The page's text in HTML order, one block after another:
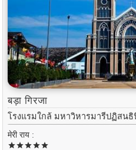
बड़ा गिरजा
โรงแรมใกล้ มหาวิหารมารีปฏิสนธิ
मेरी राय :
starstarstarstarstar